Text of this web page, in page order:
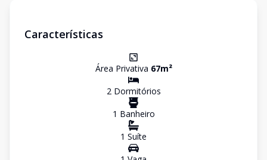
Características
Área Privativa 67m²
2Dormitórios
1 Banheiro
1 Suíte